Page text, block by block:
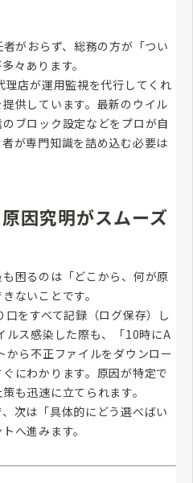
がおらず、総務の方が「つい
々あります。
店が運用監視を代行してくれ
供しています。最新のウイル
ブロック設定などをプロが自
が専門知識を詰め込む必要は
因究明がスムーズ
困るのは「どこから、何が原
ないことです。
をすべて記録（ログ保存）し
ルス感染した際も、「10時にA
から不正ファイルをダウンロー
にわかります。原因が特定で
も迅速に立てられます。
次は「具体的にどう選べばい
へ進みます。